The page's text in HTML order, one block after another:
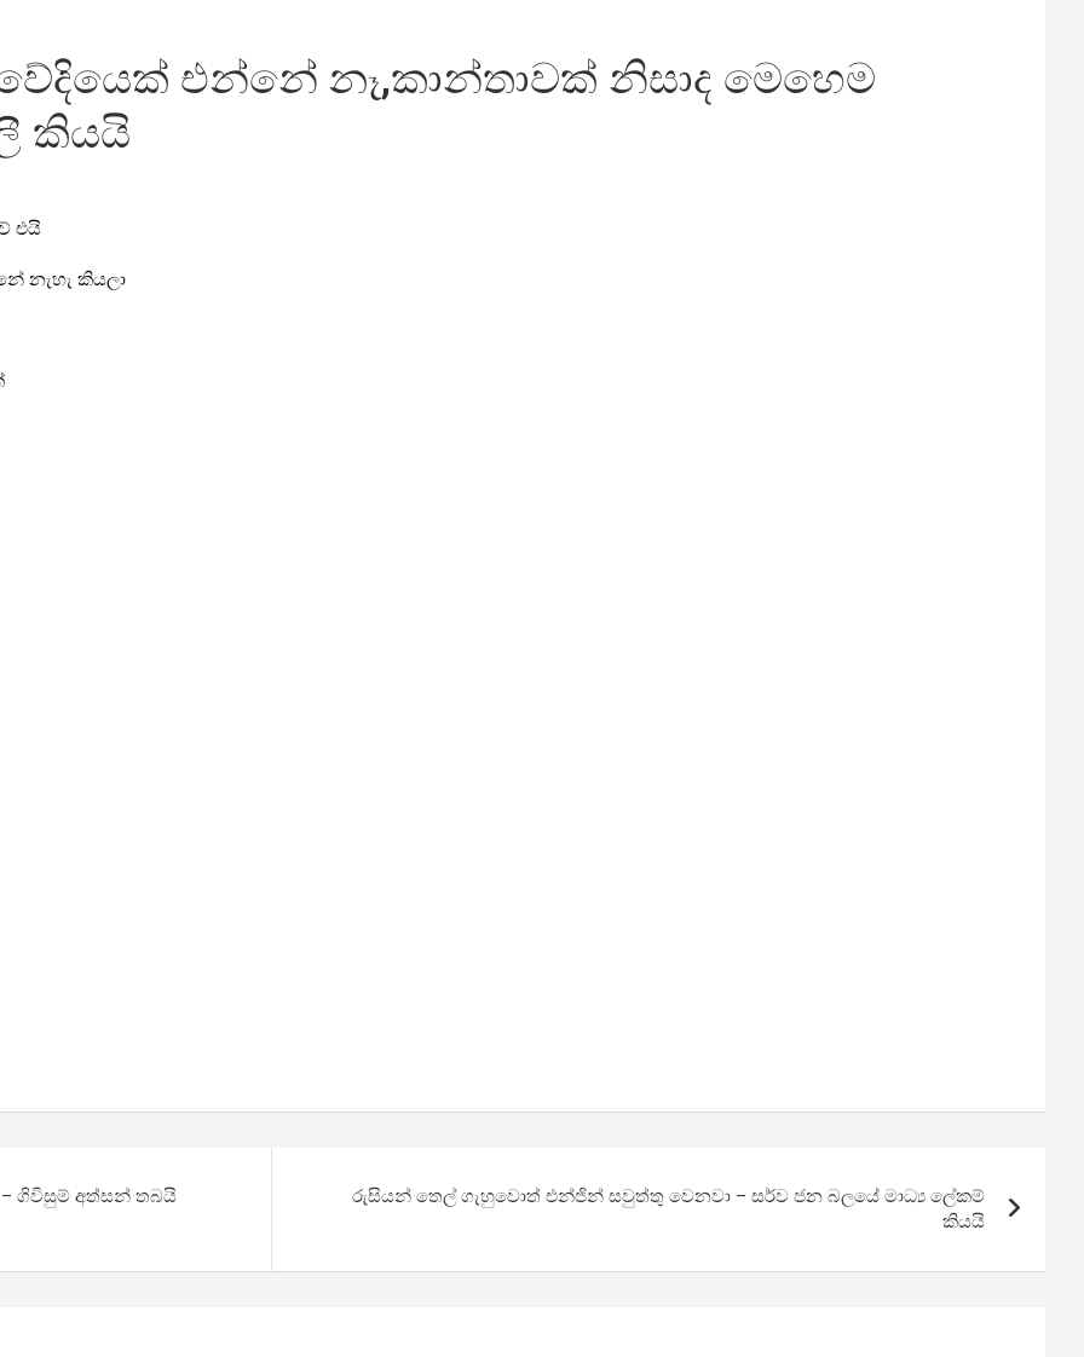
එන්නේ නෑ,කාන්තාවක් නිසාද මෙහෙම
කියයි
එයි
නැහැ කියලා
– ගිවිසුම් අත්සන් තබයි
රුසියන් තෙල් ගැහුවොත් එන්ජින් සවුත්තු වෙනවා – සර්ව ජන බලයේ මාධ්‍ය ලේකම්
කියයි